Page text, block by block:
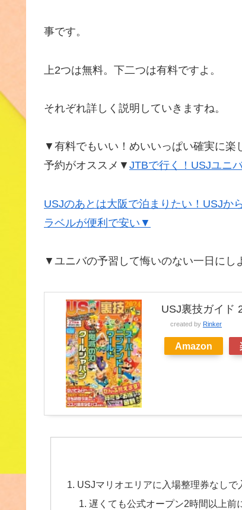
事です。
上2つは無料。下二つは有料ですよ。
それぞれ詳しく説明していきますね。
▼有料でもいい！めいいっぱい確実に楽
予約がオススメ▼ JTBで行く！USJユニ
USJのあとは大阪で泊まりたい！USJか
ラベルが便利で安い▼
▼ユニバの予習して悔いのない一日にし
USJ裏技ガイド
created by Rinker
Amazon
USJマリオエリアに入場整理券なしで
遅くても公式オープン2時間以上前